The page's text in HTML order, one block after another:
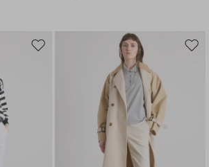
Sposta